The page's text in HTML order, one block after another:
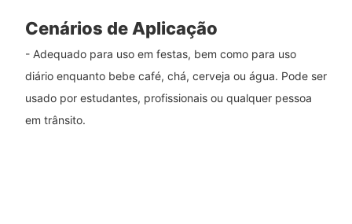
Cenários de Aplicação
- Adequado para uso em festas, bem como para uso
diário enquanto bebe café, chá, cerveja ou água. Pode ser
usado por estudantes, profissionais ou qualquer pessoa
em trânsito.